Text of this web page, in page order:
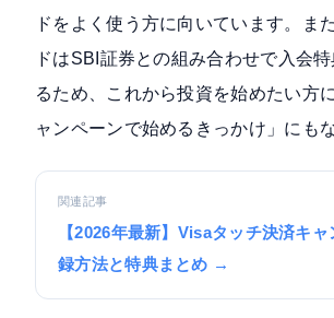
ドをよく使う方に向いています。ま
ドはSBI証券との組み合わせで入会
るため、これから投資を始めたい方
ャンペーンで始めるきっかけ」にも
関連記事
【2026年最新】Visaタッチ決済キ
録方法と特典まとめ →